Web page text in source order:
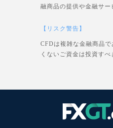
融商品の提供や金融サー
【リスク警告】
CFDは複雑な金融商品
くないご資金は投資す